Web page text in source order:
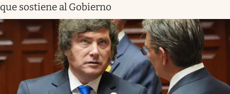
que sostiene al Gobierno